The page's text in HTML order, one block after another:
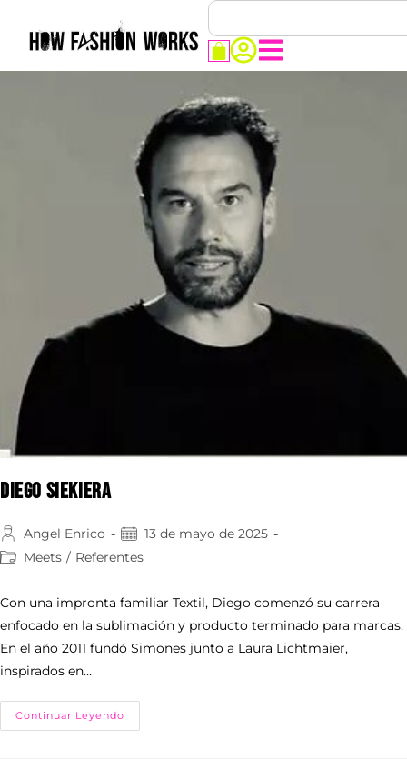
Diego Siekiera
Angel Enrico
13 de mayo de 2025
Meets / Referentes
Con una impronta familiar Textil, Diego comenzó su carrera
enfocado en la sublimación y producto terminado para marcas.
En el año 2011 fundó Simones junto a Laura Lichtmaier,
inspirados en…
Continuar Leyendo